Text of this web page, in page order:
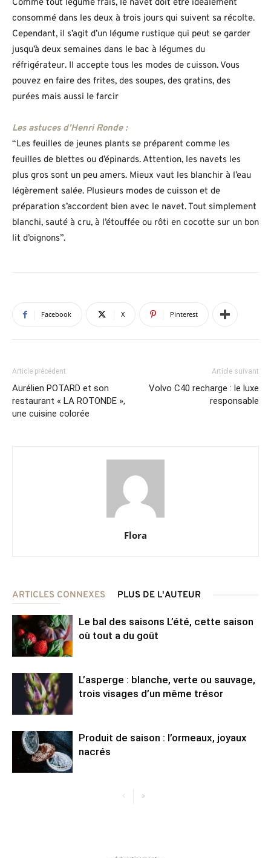
Comme tout légume frais, le navet doit être idéalement
consommé dans les deux à trois jours qui suivent sa récolte.
Cependant, il s’agit d’un légume rustique qui peut se garder
jusqu’à deux semaines dans le bac à légumes du
réfrigérateur. Il accepte tous les modes de cuisson. Vous
pouvez en faire des frites, des soupes, des gratins, des
purées mais aussi le farcir
Les astuces d’Henri Ronde :
“Les feuilles de jeunes plants se préparent comme les
feuilles de blettes ou d’épinards. Attention, les navets les
plus gros sont un peu amers. Mieux vaut les blanchir à l’eau
légèrement salée. Plusieurs modes de cuisson et de
préparation s’accordent bien avec le navet. Tout simplement
blanchi, sauté à cru, à l’étouffée ou rôti en cocotte sur un bon
lit d’oignons”.
Facebook X Pinterest
Article précédent
Aurélien POTARD et son
restaurant « LA ROTONDE »,
une cuisine colorée
Article suivant
Volvo C40 recharge : le luxe
responsable
Flora
ARTICLES CONNEXES PLUS DE L'AUTEUR
Le bal des saisons L’été, cette saison
où tout a du goût
L’asperge : blanche, verte ou sauvage,
trois visages d’un même trésor
Produit de saison : l’ormeaux, joyaux
nacrés